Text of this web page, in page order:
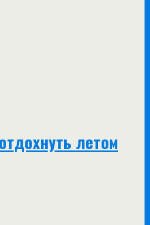
летом